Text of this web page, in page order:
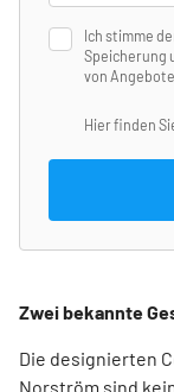
Ich stimme
Speicherung
von
Hier finden
Zwei bekannte
Die designierten
Norström sind